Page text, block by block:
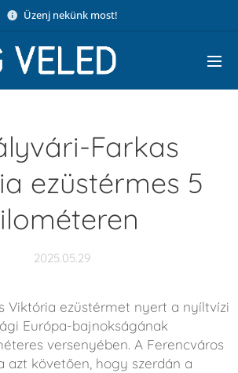
Üzenj nekünk most!
Farkas
ezüstérmes 5
2025.05.29
Viktória ezüstérmet nyert a nyíltvízi
Európa-bajnokságának
versenyében. A Ferencváros
azt követően, hogy szerdán a